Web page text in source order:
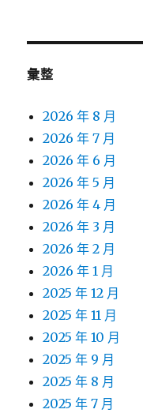
彙整
2026 年 8 月
2026 年 7 月
2026 年 6 月
2026 年 5 月
2026 年 4 月
2026 年 3 月
2026 年 2 月
2026 年 1 月
2025 年 12 月
2025 年 11 月
2025 年 10 月
2025 年 9 月
2025 年 8 月
2025 年 7 月